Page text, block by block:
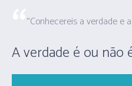
“Conhecereis a verdade e
A verdade é ou não